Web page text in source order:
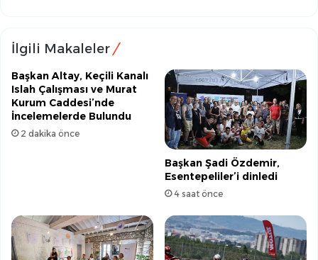
İlgili Makaleler
Başkan Altay, Keçili Kanalı
Islah Çalışması ve Murat
Kurum Caddesi’nde
İncelemelerde Bulundu
2 dakika önce
Başkan Şadi Özdemir,
Esentepeliler’i dinledi
4 saat önce